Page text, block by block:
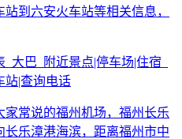
到六安火车站等相关信息，
大巴_附近景点|停车场|住宿_
站|查询电话
常说的福州机场，福州长乐
乐漳港海滨，距离福州市中